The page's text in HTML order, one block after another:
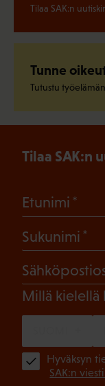
Tilaa SAK:n
Tunne
Tutustu
Tilaa SAK:n
Etunimi
Sukunimi
Millä kielellä
Hyväksyn
SAK:n